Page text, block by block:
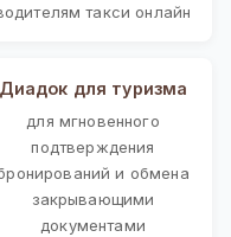
такси онлайн
Диадок для туризма
для мгновенного
подтверждения
и обмена
закрывающими
документами